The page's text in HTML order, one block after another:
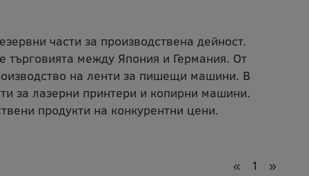
части за производствена дейност.
търговията между Япония и Германия. От
на ленти за пишещи машини. В
за лазерни принтери и копирни машини.
продукти на конкурентни цени.
« 1 »